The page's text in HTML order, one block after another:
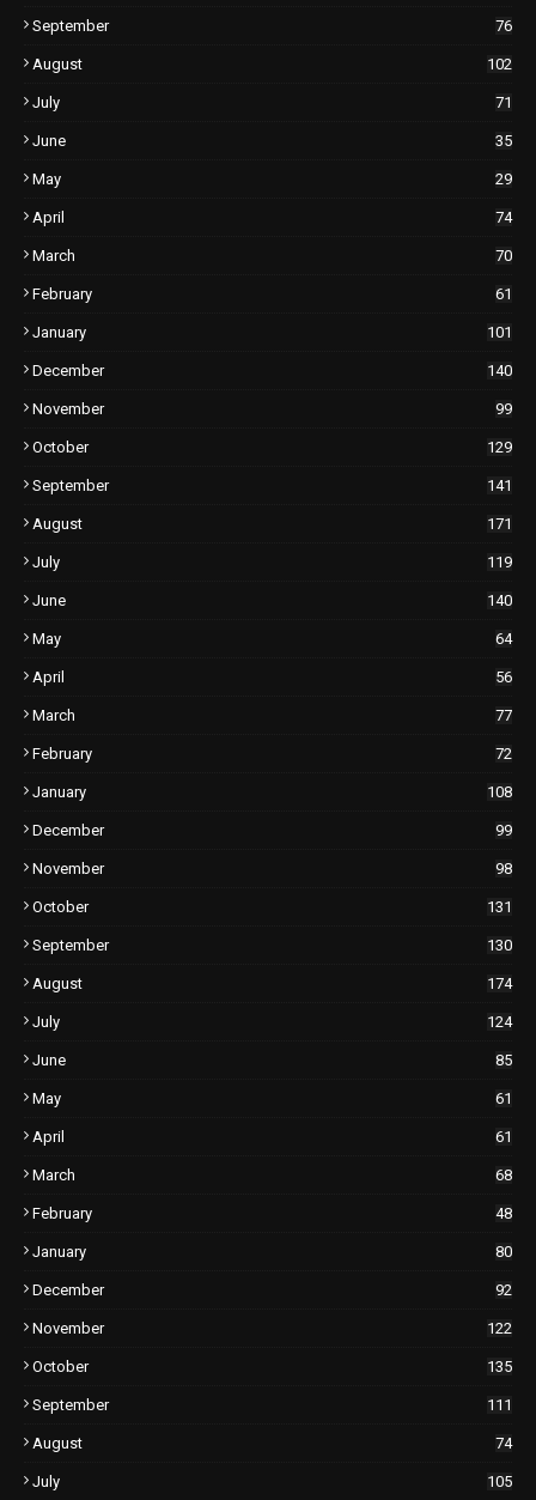
September 76
August 102
July 71
June 35
May 29
April 74
March 70
February 61
January 101
December 140
November 99
October 129
September 141
August 171
July 119
June 140
May 64
April 56
March 77
February 72
January 108
December 99
November 98
October 131
September 130
August 174
July 124
June 85
May 61
April 61
March 68
February 48
January 80
December 92
November 122
October 135
September 111
August 74
July 105